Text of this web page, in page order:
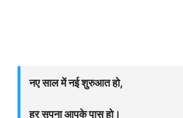
नए साल में नई शुरुआत हो,
हर सपना आपके पास हो।